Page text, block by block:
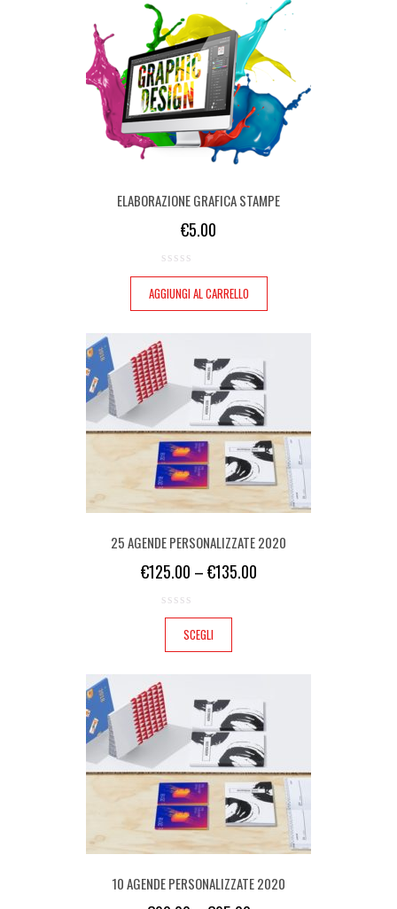
ELABORAZIONE GRAFICA STAMPE
€5.00
AGGIUNGI AL CARRELLO
25 AGENDE PERSONALIZZATE 2020
€125.00 –€135.00
SCEGLI
10 AGENDE PERSONALIZZATE 2020